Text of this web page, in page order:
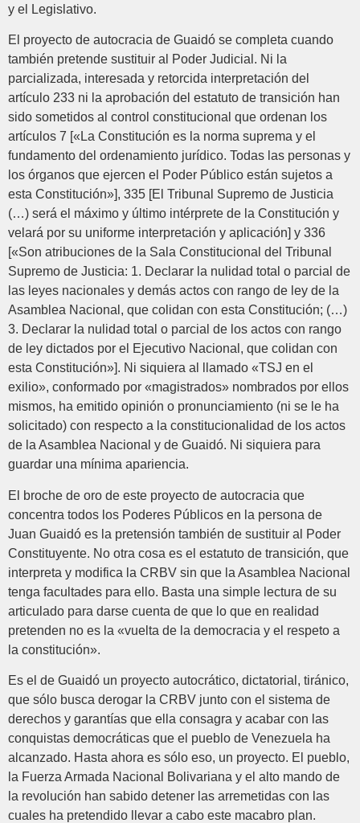
y el Legislativo.
El proyecto de autocracia de Guaidó se completa cuando
también pretende sustituir al Poder Judicial. Ni la
parcializada, interesada y retorcida interpretación del
artículo 233 ni la aprobación del estatuto de transición han
sido sometidos al control constitucional que ordenan los
artículos 7 [«La Constitución es la norma suprema y el
fundamento del ordenamiento jurídico. Todas las personas y
los órganos que ejercen el Poder Público están sujetos a
esta Constitución»], 335 [El Tribunal Supremo de Justicia
(…) será el máximo y último intérprete de la Constitución y
velará por su uniforme interpretación y aplicación] y 336
[«Son atribuciones de la Sala Constitucional del Tribunal
Supremo de Justicia: 1. Declarar la nulidad total o parcial de
las leyes nacionales y demás actos con rango de ley de la
Asamblea Nacional, que colidan con esta Constitución; (…)
3. Declarar la nulidad total o parcial de los actos con rango
de ley dictados por el Ejecutivo Nacional, que colidan con
esta Constitución»]. Ni siquiera al llamado «TSJ en el
exilio», conformado por «magistrados» nombrados por ellos
mismos, ha emitido opinión o pronunciamiento (ni se le ha
solicitado) con respecto a la constitucionalidad de los actos
de la Asamblea Nacional y de Guaidó. Ni siquiera para
guardar una mínima apariencia.
El broche de oro de este proyecto de autocracia que
concentra todos los Poderes Públicos en la persona de
Juan Guaidó es la pretensión también de sustituir al Poder
Constituyente. No otra cosa es el estatuto de transición, que
interpreta y modifica la CRBV sin que la Asamblea Nacional
tenga facultades para ello. Basta una simple lectura de su
articulado para darse cuenta de que lo que en realidad
pretenden no es la «vuelta de la democracia y el respeto a
la constitución».
Es el de Guaidó un proyecto autocrático, dictatorial, tiránico,
que sólo busca derogar la CRBV junto con el sistema de
derechos y garantías que ella consagra y acabar con las
conquistas democráticas que el pueblo de Venezuela ha
alcanzado. Hasta ahora es sólo eso, un proyecto. El pueblo,
la Fuerza Armada Nacional Bolivariana y el alto mando de
la revolución han sabido detener las arremetidas con las
cuales ha pretendido llevar a cabo este macabro plan.